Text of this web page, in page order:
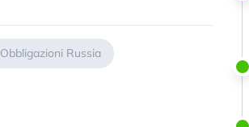
Obbligazioni Russia